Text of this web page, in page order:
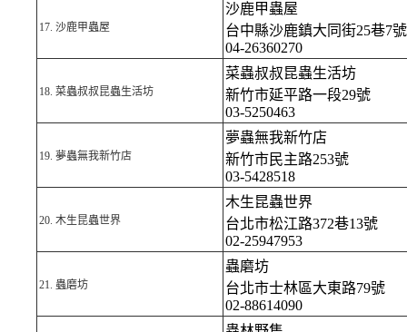
17. 沙鹿甲蟲屋
沙鹿甲蟲屋
台中縣沙鹿鎮大同街25巷7號
04-26360270
18. 菜蟲叔叔昆蟲生活坊
菜蟲叔叔昆蟲生活坊
新竹市延平路一段29號
03-5250463
19. 夢蟲無我新竹店
夢蟲無我新竹店
新竹市民主路253號
03-5428518
20. 木生昆蟲世界
木生昆蟲世界
台北市松江路372巷13號
02-25947953
21. 蟲磨坊
蟲磨坊
台北市士林區大東路79號
02-88614090